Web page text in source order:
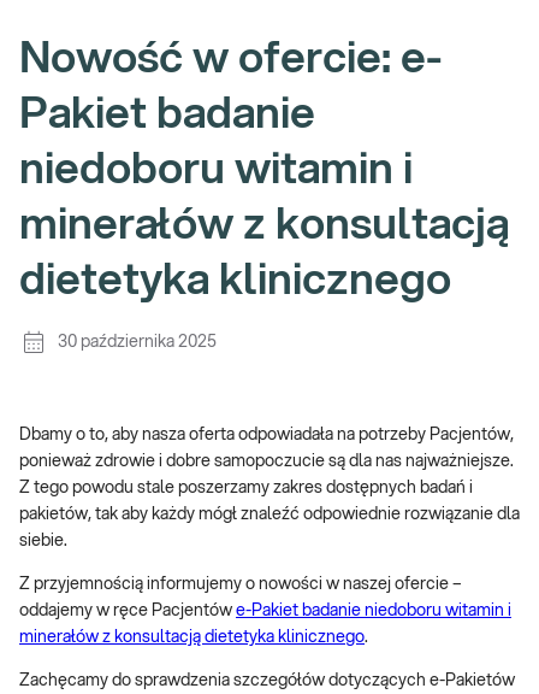
Nowość w ofercie: e-
Pakiet badanie
niedoboru witamin i
minerałów z konsultacją
dietetyka klinicznego
30 października 2025
Dbamy o to, aby nasza oferta odpowiadała na potrzeby Pacjentów,
ponieważ zdrowie i dobre samopoczucie są dla nas najważniejsze.
Z tego powodu stale poszerzamy zakres dostępnych badań i
pakietów, tak aby każdy mógł znaleźć odpowiednie rozwiązanie dla
siebie.
Z przyjemnością informujemy o nowości w naszej ofercie –
oddajemy w ręce Pacjentów e-Pakiet badanie niedoboru witamin i
minerałów z konsultacją dietetyka klinicznego.
Zachęcamy do sprawdzenia szczegółów dotyczących e-Pakietów